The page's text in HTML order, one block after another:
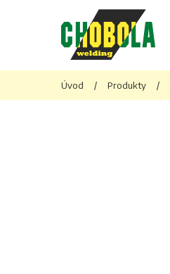
Úvod / Produkty /